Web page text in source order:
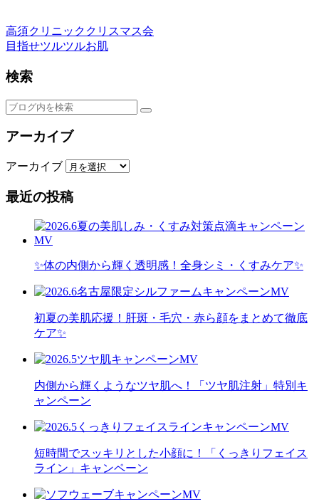
高須クリニッククリスマス会
目指せツルツルお肌
検索
アーカイブ
アーカイブ
最近の投稿
✨体の内側から輝く透明感！全身シミ・くすみケア✨
初夏の美肌応援！肝斑・毛穴・赤ら顔をまとめて徹底
ケア✨
内側から輝くようなツヤ肌へ！「ツヤ肌注射」特別キ
ャンペーン
短時間でスッキリとした小顔に！「くっきりフェイス
ライン」キャンペーン